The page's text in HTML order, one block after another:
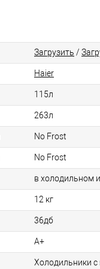
Загрузить /
Haier
115л
263л
No Frost
No Frost
в холодильном
12 кг
36дб
А+
Холодильники